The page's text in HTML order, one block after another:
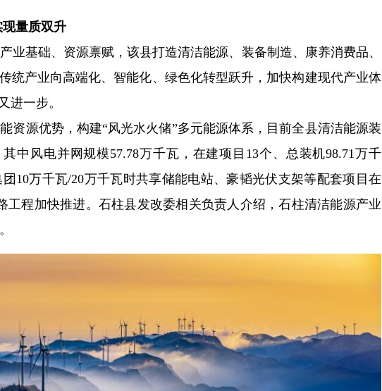
量质双升
业基础、资源禀赋，该县打造清洁能源、装备制造、康养消费品、
统产业向高端化、智能化、绿色化转型跃升，加快构建现代产业体
进一步。
资源优势，构建“风光水火储”多元能源体系，目前全县清洁能源装
中风电并网规模57.78万千瓦，在建项目13个、总装机98.71万千
10万千瓦/20万千瓦时共享储能电站、豪韬光伏支架等配套项目在
程加快推进。石柱县发改委相关负责人介绍，石柱清洁能源产业